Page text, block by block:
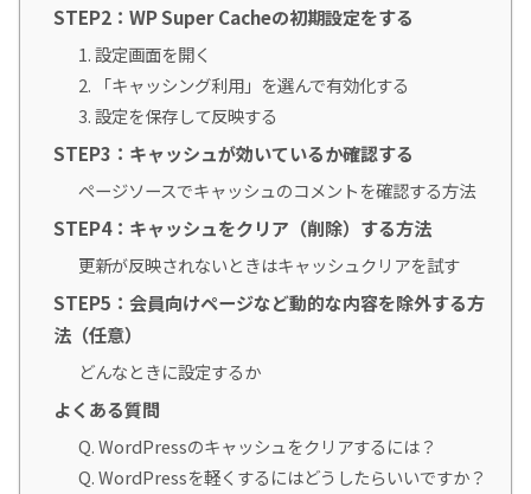
STEP2：WP Super Cacheの初期設定をする
1. 設定画面を開く
2. 「キャッシング利用」を選んで有効化する
3. 設定を保存して反映する
STEP3：キャッシュが効いているか確認する
ページソースでキャッシュのコメントを確認する方法
STEP4：キャッシュをクリア（削除）する方法
更新が反映されないときはキャッシュクリアを試す
STEP5：会員向けページなど動的な内容を除外する方
法（任意）
どんなときに設定するか
よくある質問
Q. WordPressのキャッシュをクリアするには？
Q. WordPressを軽くするにはどうしたらいいですか？